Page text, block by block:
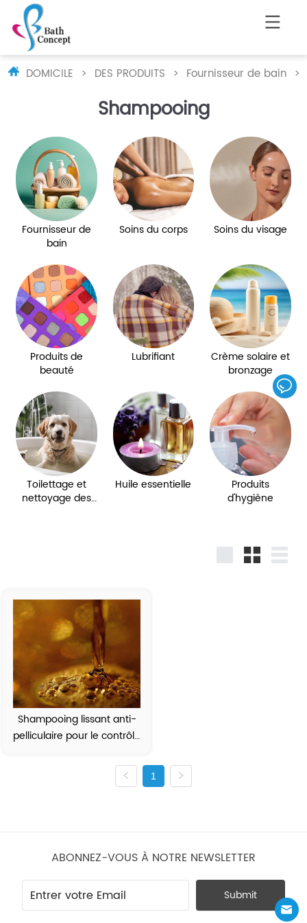
DOMICILE > DES PRODUITS > Fournisseur de bain >
Shampooing
Fournisseur de
bain
Soins du corps Soins du visage
Produits de
beauté
Lubrifiant
Crème solaire et
bronzage
Toilettage et
nettoyage des
Huile essentielle
Produits
d'hygiène
Shampooing lissant anti-
pelliculaire pour le contrôle
1
ABONNEZ-VOUS À NOTRE NEWSLETTER
Submit